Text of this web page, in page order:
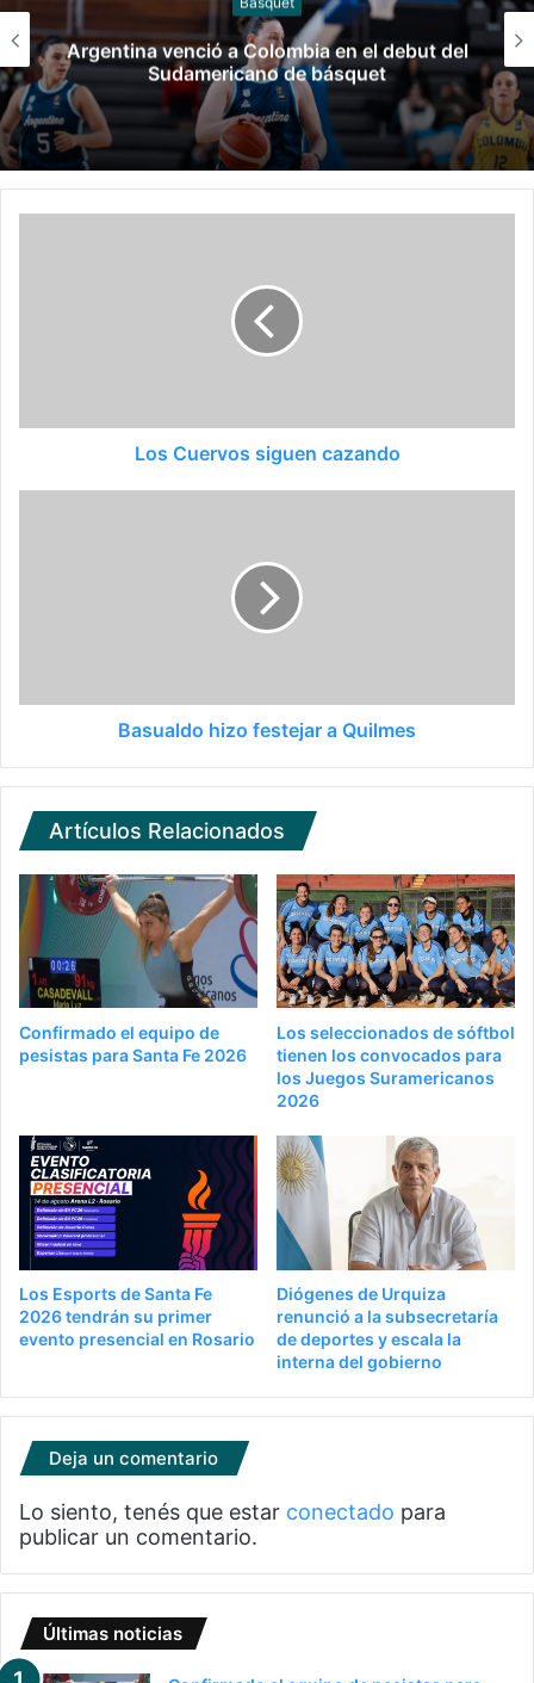
Argentina venció a Colombia en el debut del
Sudamericano de básquet
Los Cuervos siguen cazando
Basualdo hizo festejar a Quilmes
Artículos Relacionados
Confirmado el equipo de
pesistas para Santa Fe 2026
Los seleccionados de sóftbol
tienen los convocados para
los Juegos Suramericanos
2026
Los Esports de Santa Fe
2026 tendrán su primer
evento presencial en Rosario
Diógenes de Urquiza
renunció a la subsecretaría
de deportes y escala la
interna del gobierno
Deja un comentario
Lo siento, tenés que estar conectado para
publicar un comentario.
Últimas noticias